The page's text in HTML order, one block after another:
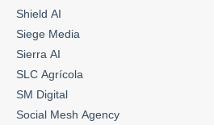
Shield AI
Siege Media
Sierra AI
SLC Agrícola
SM Digital
Social Mesh Agency